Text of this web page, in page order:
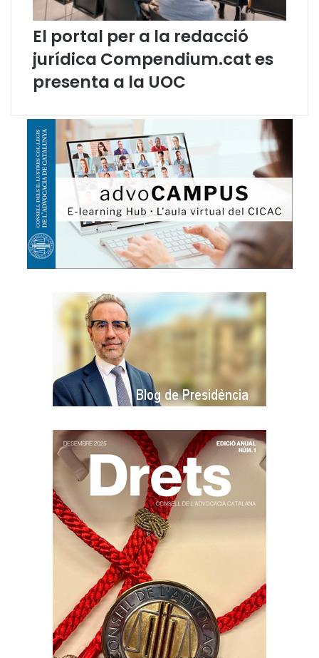
e
c
o
n
c
t
e
s
(
A
D
R
)
l
n
a
El portal per a la redacció
jurídica Compendium.cat es
presenta a la UOC